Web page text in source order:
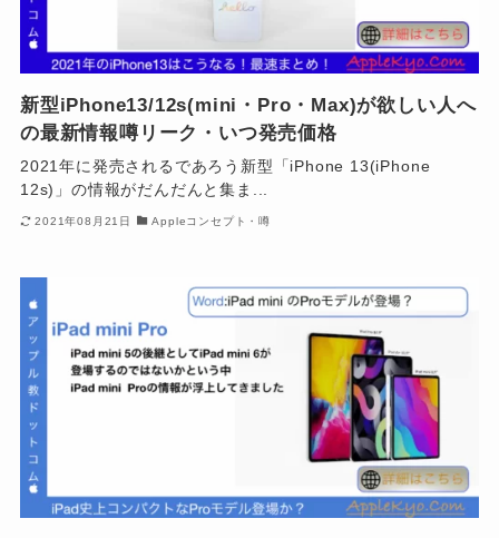
新型iPhone13/12s(mini・Pro・Max)が欲しい人へ
の最新情報噂リーク・いつ発売価格
2021年に発売されるであろう新型「iPhone 13(iPhone
12s)」の情報がだんだんと集ま...
2021年08月21日 Appleコンセプト・噂